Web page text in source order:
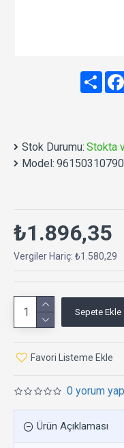
Stok Durumu: Stokta
Model:
0 yorum
₺1.896,35
Vergiler Hariç: ₺1.580,29
Sepete Ekle
Favori Listeme Ekle
Ürün Açıklaması